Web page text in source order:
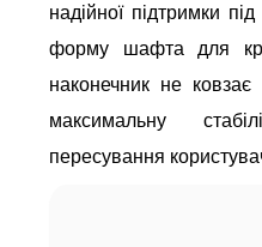
надійної підтримки
форму шафта для
наконечник не ковзає
максимальну
пересування